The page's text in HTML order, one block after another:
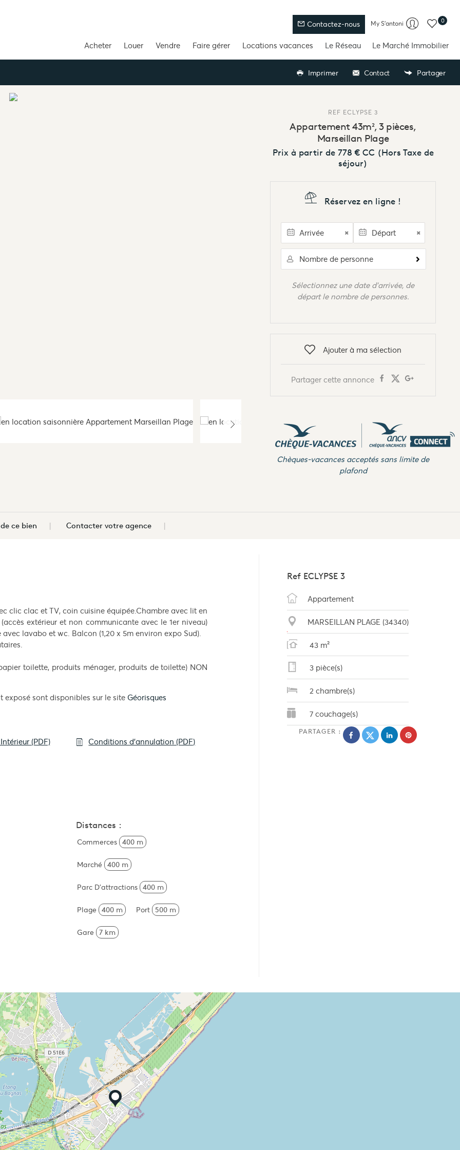
Acheter Louer Vendre Faire gérer Locations vacances Le Réseau Le Marché Immobilier
Contactez-nous My S'antoni 0
Imprimer Contact Partager
REF ECLYPSE 3
Appartement 43m², 3 pièces,
Marseillan Plage
Prix à partir de778 € CC(Hors Taxe de
séjour)
Réservez en ligne !
Nombre de personne
Sélectionnez une date d'arrivée, de
départ le nombre de personnes.
Ajouter à ma sélection
Partager cette annonce
Chèques-vacances acceptés sans limite de
plafond
ce bien Contacter votre agence
clic clac et TV, coin cuisine équipée.Chambre avec lit en
extérieur et non communicante avec le 1er niveau)
lavabo et wc. Balcon (1,20 x 5m environ expo Sud).
toilette, produits ménager, produits de toilette) NON
exposé sont disponibles sur le site Géorisques
(PDF) Conditions d'annulation (PDF)
Distances :
Commerces 400 m
Marché 400 m
Parc D'attractions 400 m
Plage 400 m Port 500 m
Gare 7 km
Ref ECLYPSE 3
Appartement
MARSEILLAN PLAGE (34340)
43 m²
3 pièce(s)
2 chambre(s)
7 couchage(s)
PARTAGER :